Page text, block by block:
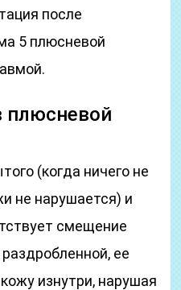
после
5 плюсневой
плюсневой
(когда ничего не
не нарушается) и
смещение
ее
изнутри, нарушая